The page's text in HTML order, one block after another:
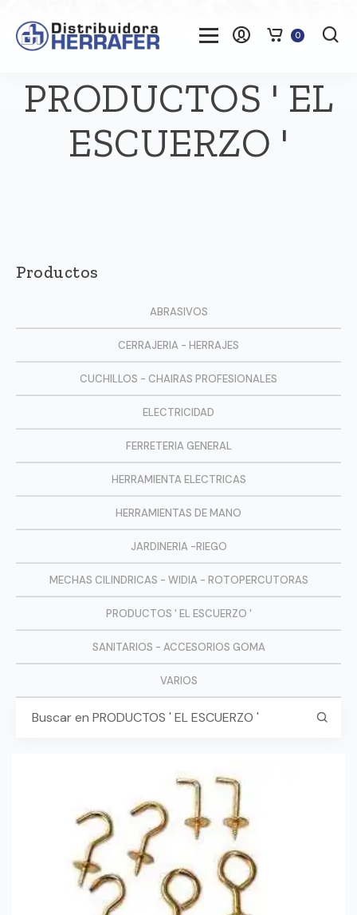
0
PRODUCTOS ' EL
ESCUERZO '
Productos
ABRASIVOS
CERRAJERIA - HERRAJES
CUCHILLOS - CHAIRAS PROFESIONALES
ELECTRICIDAD
FERRETERIA GENERAL
HERRAMIENTA ELECTRICAS
HERRAMIENTAS DE MANO
JARDINERIA -RIEGO
MECHAS CILINDRICAS - WIDIA - ROTOPERCUTORAS
PRODUCTOS ' EL ESCUERZO '
SANITARIOS - ACCESORIOS GOMA
VARIOS